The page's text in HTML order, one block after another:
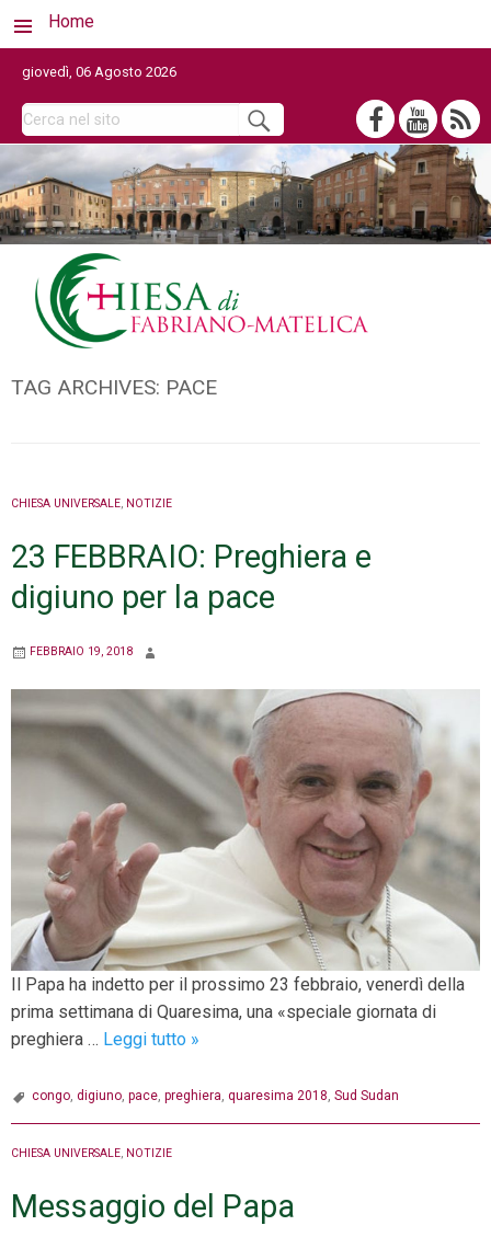
Home
giovedì, 06 Agosto 2026
TAG ARCHIVES: PACE
CHIESA UNIVERSALE, NOTIZIE
23 FEBBRAIO: Preghiera e
digiuno per la pace
FEBBRAIO 19, 2018
Il Papa ha indetto per il prossimo 23 febbraio, venerdì della
prima settimana di Quaresima, una «speciale giornata di
preghiera … Leggi tutto 23
Preghiera
e
la
»
congo, digiuno, pace, preghiera, quaresima 2018, Sud Sudan
CHIESA UNIVERSALE, NOTIZIE
Messaggio del Papa